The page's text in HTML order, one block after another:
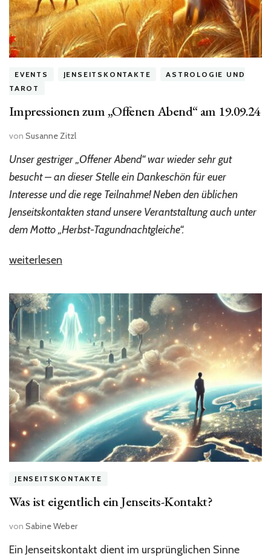
EVENTS JENSEITSKONTAKTE
ASTROLOGIE UND
TAROT
Impressionen zum „Offenen Abend“ am 19.09.24
von Susanne Zitzl
Unser gestriger „Offener Abend“ war wieder sehr gut
besucht – an dieser Stelle ein Dankeschön für euer
Interesse und die rege Teilnahme! Neben den üblichen
Jenseitskontakten stand unsere Verantstaltung auch unter
dem Motto „Herbst-Tagundnachtgleiche“.
„Impressionen
„Offenen
Abend“
am
19.09.24“
weiterlesen
JENSEITSKONTAKTE
Was ist eigentlich ein Jenseits-Kontakt?
von Sabine Weber
Ein Jenseitskontakt dient im ursprünglichen Sinne